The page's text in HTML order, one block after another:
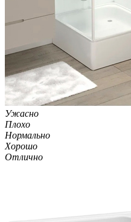
Ужасно
Плохо
Нормально
Хорошо
Отлично